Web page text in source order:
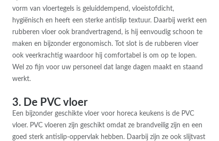
vorm van vloertegels is geluiddempend, vloeistofdicht,
hygiënisch en heeft een sterke antislip textuur. Daarbij werkt een
rubberen vloer ook brandvertragend, is hij eenvoudig schoon te
maken en bijzonder ergonomisch. Tot slot is de rubberen vloer
ook veerkrachtig waardoor hij comfortabel is om op te lopen.
Wel zo fijn voor uw personeel dat lange dagen maakt en staand
werkt.
3. De PVC vloer
Een bijzonder geschikte vloer voor horeca keukens is de PVC
vloer. PVC vloeren zijn geschikt omdat ze brandveilig zijn en een
goed sterk antislip-oppervlak hebben. Daarbij zijn ze ook slijtvast